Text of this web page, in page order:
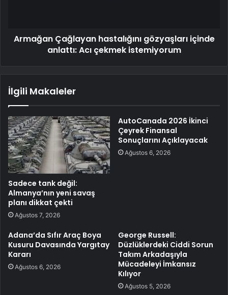
Armağan Çağlayan hastalığını gözyaşları içinde
anlattı: Acı çekmek istemiyorum
İlgili Makaleler
Sadece tank değil:
Almanya’nın yeni savaş
planı dikkat çekti
Ağustos 7, 2026
AutoCanada 2026 İkinci
Çeyrek Finansal
Sonuçlarını Açıklayacak
Ağustos 6, 2026
Adana’da Sıfır Araç Boya
Kusuru Davasında Yargıtay
Kararı
Ağustos 6, 2026
George Russell:
Düzlüklerdeki Ciddi Sorun
Takım Arkadaşıyla
Mücadeleyi İmkansız
Kılıyor
Ağustos 5, 2026